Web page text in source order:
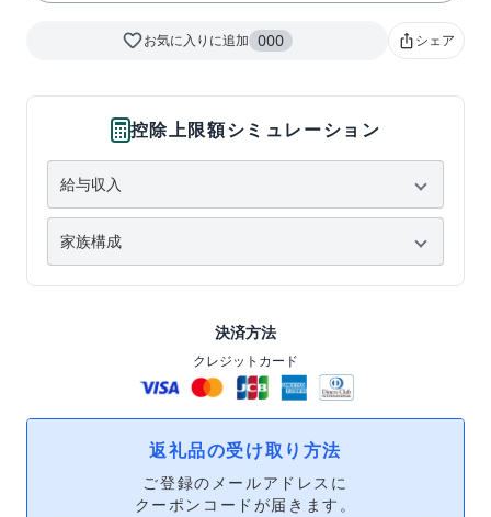
favorite_borderお気に入りに追加 000 ios_shareシェア
控除上限額シミュレーション
決済方法
クレジットカード
返礼品の受け取り方法
ご登録のメールアドレスに
クーポンコードが届きます。